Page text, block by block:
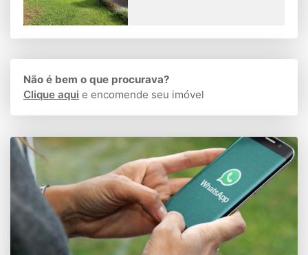
Não é bem o que procurava?
Clique aqui e encomende seu imóvel